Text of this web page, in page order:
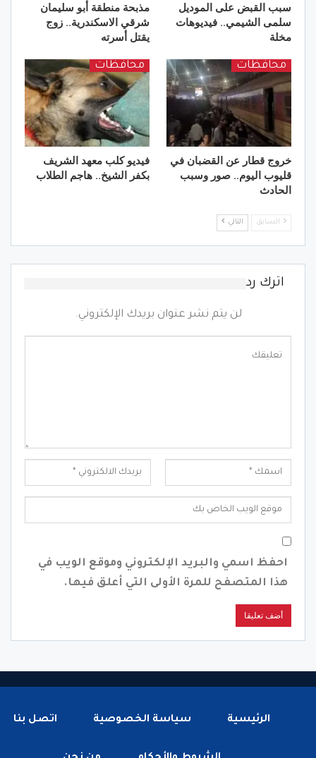
سبب القبض على الموديل
سلمى الشيمي.. فيديوهات
مخلة
مذبحة منطقة أبو سليمان
شرقي الاسكندرية.. زوج
يقتل أسرته
محافظات
خروج قطار عن القضبان في
قليوب اليوم.. صور وسبب
الحادث
محافظات
فيديو كلب معهد الشريف
بكفر الشيخ.. هاجم الطلاب
السابق التالي
اترك رد
لن يتم نشر عنوان بريدك الإلكتروني.
احفظ اسمي والبريد الإلكتروني وموقع الويب في
هذا المتصفح للمرة الأولى التي أعلق فيها.
الرئيسية سياسة الخصوصية اتصل بنا